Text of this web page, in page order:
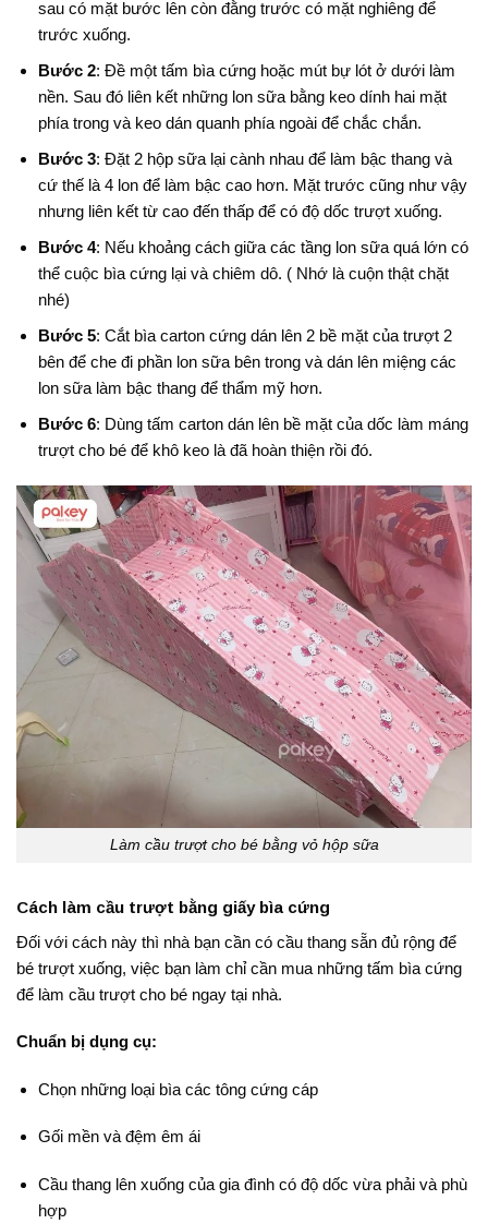
sau có mặt bước lên còn đằng trước có mặt nghiêng để
trước xuống.
Bước 2: Đề một tấm bìa cứng hoặc mút bự lót ở dưới làm
nền. Sau đó liên kết những lon sữa bằng keo dính hai mặt
phía trong và keo dán quanh phía ngoài để chắc chắn.
Bước 3: Đặt 2 hộp sữa lại cành nhau để làm bậc thang và
cứ thế là 4 lon để làm bậc cao hơn. Mặt trước cũng như vậy
nhưng liên kết từ cao đến thấp để có độ dốc trượt xuống.
Bước 4: Nếu khoảng cách giữa các tầng lon sữa quá lớn có
thể cuộc bìa cứng lại và chiêm dô. ( Nhớ là cuộn thật chặt
nhé)
Bước 5: Cắt bìa carton cứng dán lên 2 bề mặt của trượt 2
bên để che đi phần lon sữa bên trong và dán lên miệng các
lon sữa làm bậc thang để thẩm mỹ hơn.
Bước 6: Dùng tấm carton dán lên bề mặt của dốc làm máng
trượt cho bé để khô keo là đã hoàn thiện rồi đó.
Làm cầu trượt cho bé bằng vỏ hộp sữa
Cách làm cầu trượt bằng giấy bìa cứng
Đối với cách này thì nhà bạn cần có cầu thang sẵn đủ rộng để
bé trượt xuống, việc bạn làm chỉ cần mua những tấm bìa cứng
để làm cầu trượt cho bé ngay tại nhà.
Chuẩn bị dụng cụ:
Chọn những loại bìa các tông cứng cáp
Gối mền và đệm êm ái
Cầu thang lên xuống của gia đình có độ dốc vừa phải và phù
hợp